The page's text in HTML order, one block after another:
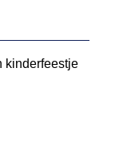
kinderfeestje